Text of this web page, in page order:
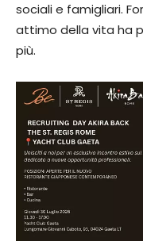
sociali e famigliari.
attimo della vita ha
più.